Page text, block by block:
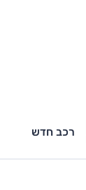
רכב חדש